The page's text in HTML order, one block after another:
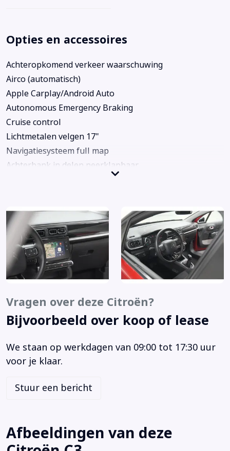
Opties en accessoires
Achteropkomend verkeer waarschuwing
Airco (automatisch)
Apple Carplay/Android Auto
Autonomous Emergency Braking
Cruise control
Lichtmetalen velgen 17"
Navigatiesysteem full map
Achterbank in delen neerklapbaar
Alarm klasse 1(startblokkering)
Anti Blokkeer Systeem
Anti doorSlip Regeling
Bandenspanningscontrolesysteem
Bestuurdersairbag
Bestuurdersstoel in hoogte verstelbaar
Bluetooth telefoonvoorbereiding
Boordcomputer
Brake Assist System
Buitenspiegels elektrisch inklapbaar
Buitenspiegels verwarmbaar
DAB ontvanger
Vragen over deze Citroën?
Bijvoorbeeld over koop of lease
We staan op werkdagen van 09:00 tot 17:30 uur
voor je klaar.
Stuur een bericht
Afbeeldingen van deze